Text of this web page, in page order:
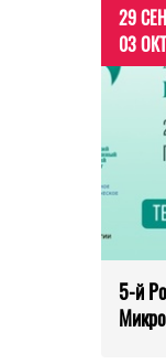
29 СЕН
03 ОКТ
5-й